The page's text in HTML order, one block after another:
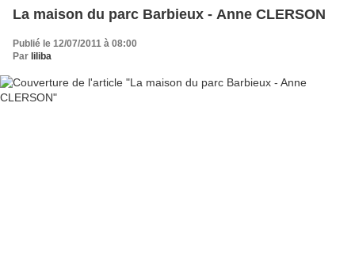
La maison du parc Barbieux - Anne CLERSON
Publié le 12/07/2011 à 08:00
Par liliba